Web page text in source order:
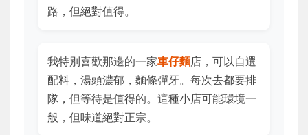
路，但絕對值得。
我特別喜歡那邊的一家車仔麵店，可以自選
配料，湯頭濃郁，麵條彈牙。每次去都要排
隊，但等待是值得的。這種小店可能環境一
般，但味道絕對正宗。